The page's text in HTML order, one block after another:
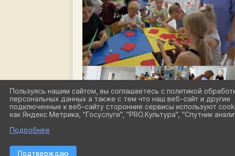
Пользуясь нашим сайтом, вы соглашаетесь с политикой
персональных данных а также с тем что наш веб-сайт и другие
подключенные к веб-сайту сторонние сервисы используют
как Яндекс Метрика, "Госуслуги", "PRO.Культура", "Спутник
Подробнее
Подтверждаю